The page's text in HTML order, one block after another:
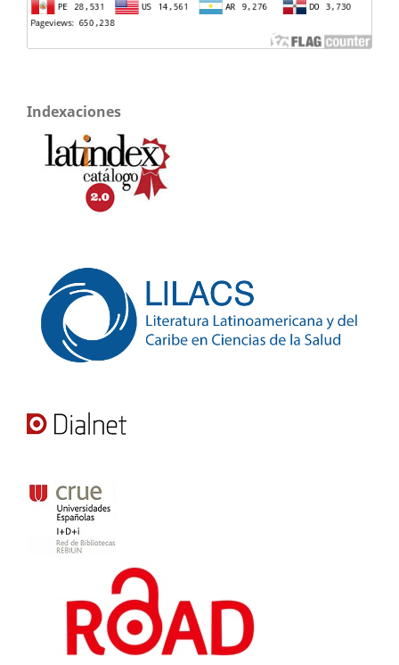
Indexaciones